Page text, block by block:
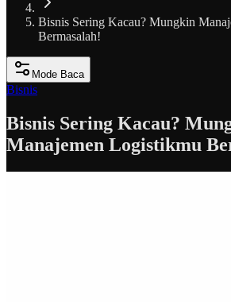
Bisnis Sering Kacau? Mungkin
Bermasalah!
Mode Baca
Bisnis
Bisnis Sering Kacau?
Manajemen Logistikmu